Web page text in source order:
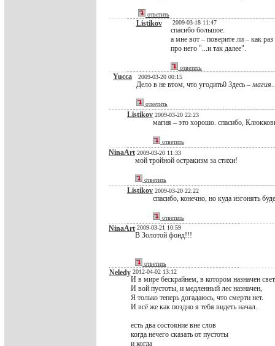
ответить
Listikov 2009-03-18 11:47
спасибо большое.
а мне вот – поверите ли – как
про него "...и так далее".
ответить
Yucca 2009-03-20 00:15
Дело в не втом, что угодить0 Здесь –магия
ответить
Listikov 2009-03-20 22:23
магия – это хорошо. спасибо,
ответить
NinaArt 2009-03-20 11:33
мой тройной остракизм за стихи!
ответить
Listikov 2009-03-20 22:22
спасибо, конечно, но куда изгонять
ответить
NinaArt 2009-03-21 10:59
В Золотой фонд!!!
ответить
Neledy 2012-04-02 13:12
И в мире бескрайнем, в котором назначен
И вой пустоты, и медленный лес назначен,
Я только теперь догадаюсь, что смерти нет.
И всё же как поздно я тебя видеть начал.
есть два состояние вне слов
когда нечего сказать от пустоты
и когда